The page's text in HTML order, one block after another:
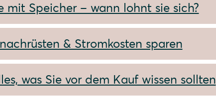
mit Speicher – wann lohnt sie sich?
& Stromkosten sparen
was Sie vor dem Kauf wissen sollten